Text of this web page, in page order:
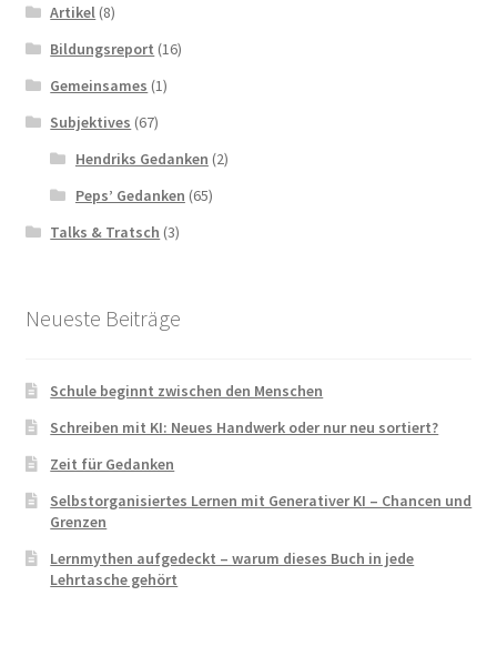
Artikel (8)
Bildungsreport (16)
Gemeinsames (1)
Subjektives (67)
Hendriks Gedanken (2)
Peps’ Gedanken (65)
Talks & Tratsch (3)
Neueste Beiträge
Schule beginnt zwischen den Menschen
Schreiben mit KI: Neues Handwerk oder nur neu sortiert?
Zeit für Gedanken
Selbstorganisiertes Lernen mit Generativer KI – Chancen und
Grenzen
Lernmythen aufgedeckt – warum dieses Buch in jede
Lehrtasche gehört